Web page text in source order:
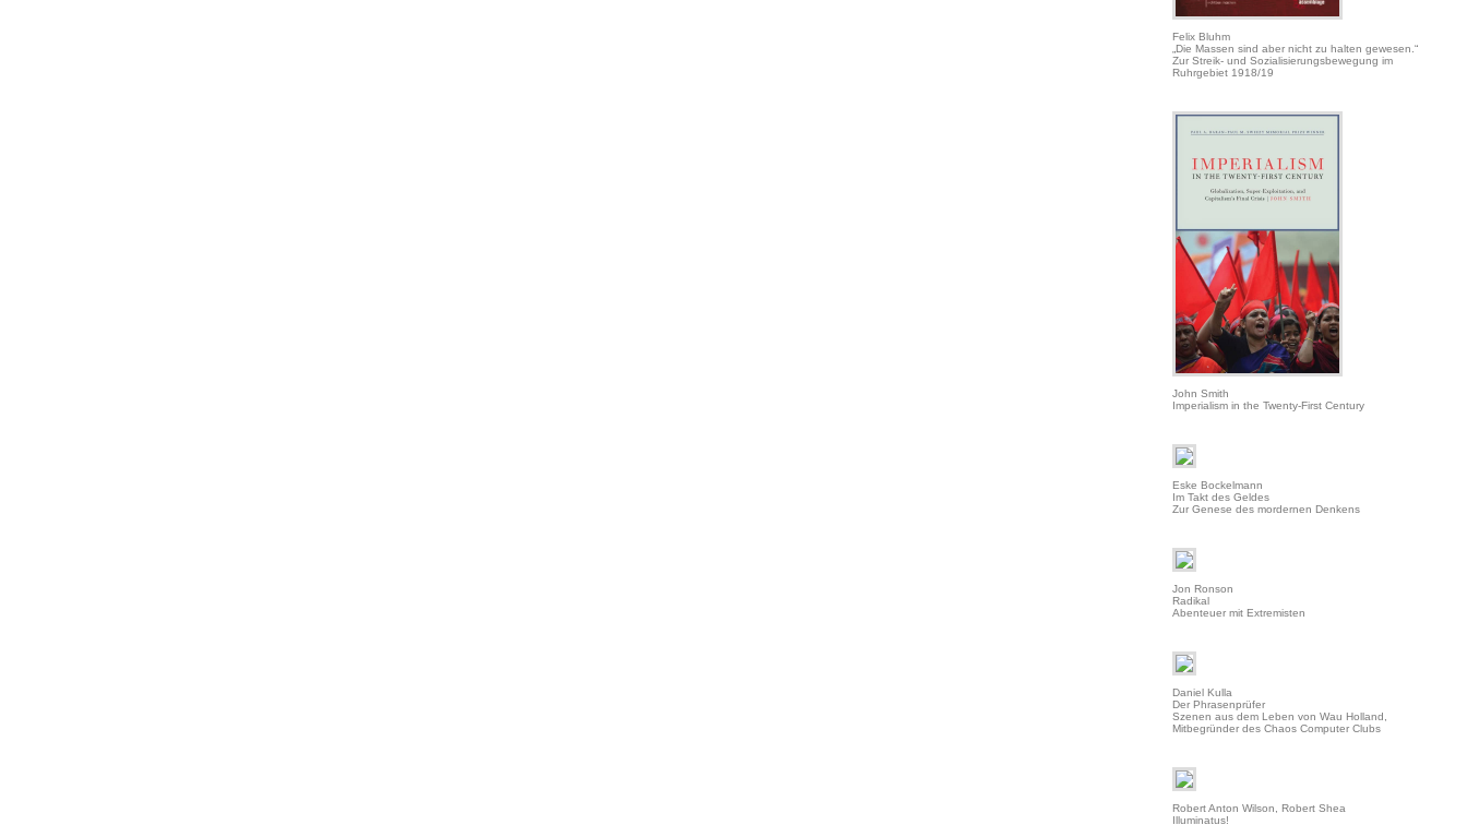
Felix Bluhm
„Die Massen sind aber nicht zu halten gewesen.“
Zur Streik- und Sozialisierungsbewegung im
Ruhrgebiet 1918/19
John Smith
Imperialism in the Twenty-First Century
Eske Bockelmann
Im Takt des Geldes
Zur Genese des mordernen Denkens
Jon Ronson
Radikal
Abenteuer mit Extremisten
Daniel Kulla
Der Phrasenprüfer
Szenen aus dem Leben von Wau Holland,
Mitbegründer des Chaos Computer Clubs
Robert Anton Wilson, Robert Shea
Illuminatus!